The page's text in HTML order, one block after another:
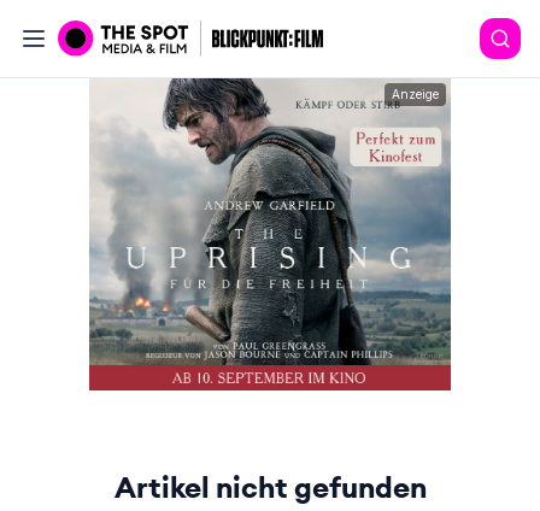
Anzeige
Artikel nicht gefunden